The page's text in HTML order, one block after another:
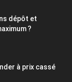
dépôt et
?
à prix cassé